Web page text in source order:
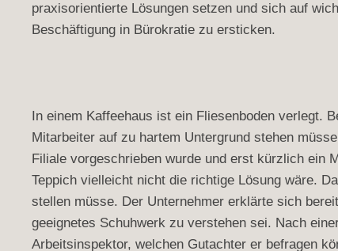
praxisorientierte Lösungen setzen und sich auf
Beschäftigung in Bürokratie zu ersticken.
In einem Kaffeehaus ist ein Fliesenboden verlegt.
Mitarbeiter auf zu hartem Untergrund stehen
Filiale vorgeschrieben wurde und erst kürzlich ein
Teppich vielleicht nicht die richtige Lösung wäre.
stellen müsse. Der Unternehmer erklärte sich
geeignetes Schuhwerk zu verstehen sei. Nach
Arbeitsinspektor, welchen Gutachter er befragen